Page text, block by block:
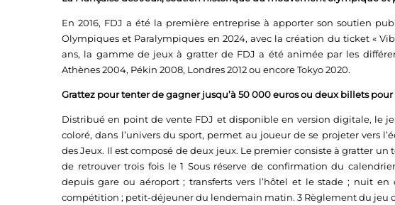
En 2016, FDJ a été la première entreprise à apporter son soutien
Olympiques et Paralympiques en 2024, avec la création du ticket «
ans, la gamme de jeux à gratter de FDJ a été animée par les
Athènes 2004, Pékin 2008, Londres 2012 ou encore Tokyo 2020.
Grattez pour tenter de gagner jusqu’à 50 000 euros ou deux billets pour
Distribué en point de vente FDJ et disponible en version digitale, le
coloré, dans l’univers du sport, permet au joueur de se projeter vers
des Jeux. Il est composé de deux jeux. Le premier consiste à gratter
de retrouver trois fois le 1 Sous réserve de confirmation du
depuis gare ou aéroport ; transferts vers l’hôtel et le stade ; nuit
compétition ; petit-déjeuner du lendemain matin. 3 Règlement du jeu